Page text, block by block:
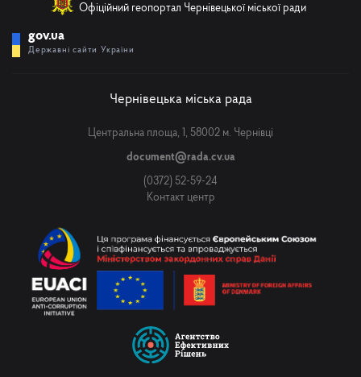
Офіційний геопортал Чернівецької міської ради
gov.ua
Державні сайти України
Чернівецька міська рада
Центральна площа, 1, 58002 м. Чернівці
document@rada.cv.ua
(0372) 52-59-24
Контакт центр